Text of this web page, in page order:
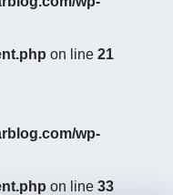
on line 21
wp-
on line 33